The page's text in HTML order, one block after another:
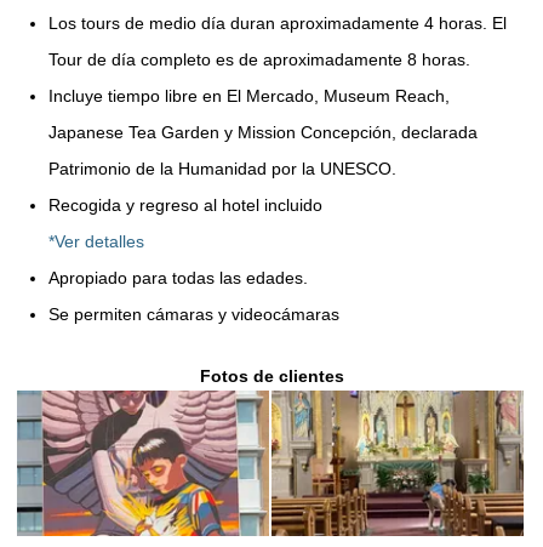
Los tours de medio día duran aproximadamente 4 horas. El
Tour de día completo es de aproximadamente 8 horas.
Incluye tiempo libre en El Mercado, Museum Reach,
Japanese Tea Garden y Mission Concepción, declarada
Patrimonio de la Humanidad por la UNESCO.
Recogida y regreso al hotel incluido
*Ver detalles
Apropiado para todas las edades.
Se permiten cámaras y videocámaras
Fotos de clientes